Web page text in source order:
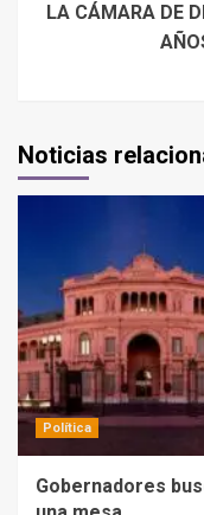
LA CÁMARA DE
Noticias
Política
Gobernadores